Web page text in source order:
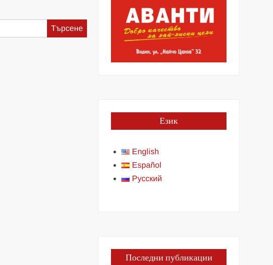
Търсене
за:
Език
English
Español
Русский
Последни публикации